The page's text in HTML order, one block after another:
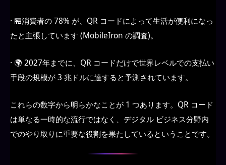
· 🏪消費者の 78% が、QR コードによって生活が便利になっ
たと主張しています (MobileIron の調査)。
· 🌍 2027年までに、QR コードだけで世界レベルでの支払い
手段の規模が 3 兆ドルに達すると予測されています。
これらの数字から明らかなことが 1 つあります。QR コード
は単なる一時的な流行ではなく、デジタル ビジネス分野内
でのやり取りに重要な役割を果たしているということです。